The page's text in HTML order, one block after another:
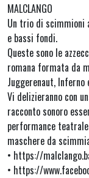
MALCLANGO
Un trio di scimmioni
e bassi fondi.
Queste sono le
romana formata da
Juggerenaut, Inferno
Vi delizieranno con
racconto sonoro
performance
maschere da
• https://
• https://